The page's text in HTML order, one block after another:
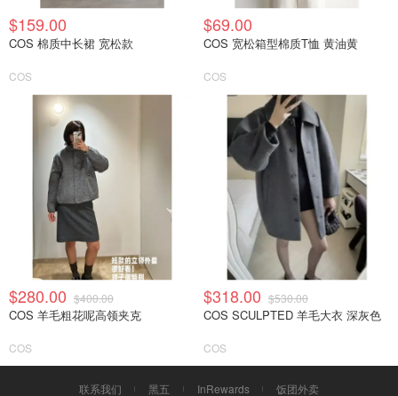
$159.00
COS 棉质中长裙 宽松款
COS
$69.00
COS 宽松箱型棉质T恤 黄油黄
COS
$280.00 $400.00
COS 羊毛粗花呢高领夹克
COS
$318.00 $530.00
COS SCULPTED 羊毛大衣 深灰色
COS
联系我们 黑五 InRewards 饭团外卖